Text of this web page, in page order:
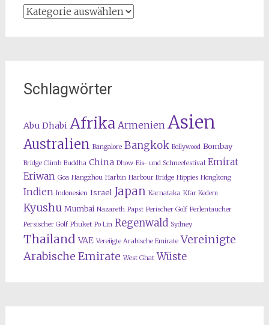
Kategorien
Schlagwörter
Abu Dhabi Afrika Armenien Asien
Australien Bangalore Bangkok Bollywood Bombay
Bridge Climb Buddha China Dhow Eis- und Schneefestival Emirat
Eriwan Goa Hangzhou Harbin Harbour Bridge Hippies Hongkong
Indien Indonesien Israel Japan Karnataka Kfar Kedem
Kyushu Mumbai Nazareth Papst Perischer Golf Perlentaucher
Persischer Golf Phuket Po Lin Regenwald Sydney
Thailand VAE Vereiigte Arabische Emirate Vereinigte
Arabische Emirate West Ghat Wüste